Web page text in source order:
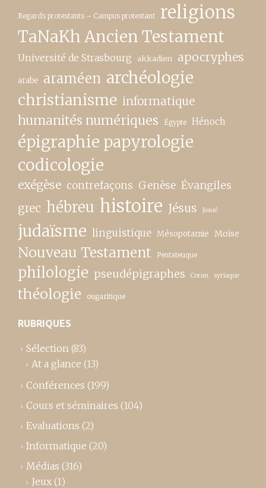
Regards protestants – Campus protestant religions
TaNaKh Ancien Testament
Université de Strasbourg akkadien apocryphes
arabe araméen archéologie
christianisme informatique
humanités numériques Égypte Hénoch
épigraphie papyrologie
codicologie
exégèse contrefaçons Genèse Évangiles
grec hébreu histoire Jésus Josué
judaïsme linguistique Mésopotamie Moïse
Nouveau Testament Pentateuque
philologie pseudépigraphes Coran syriaque
théologie ougaritique
RUBRIQUES
Sélection (83)
At a glance (13)
Conférences (199)
Cours et séminaires (104)
Evaluations (2)
Informatique (20)
Médias (316)
Jeux (1)